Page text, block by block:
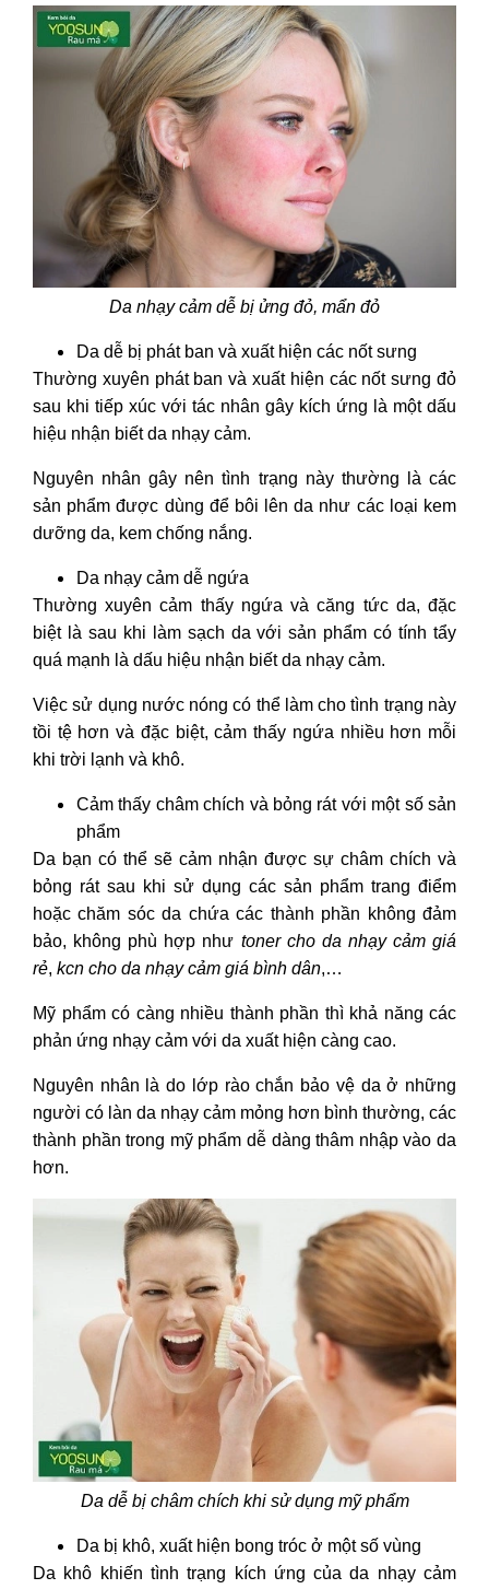
bha?
5. Da nhạy cảm có nên dùng retinol?
Da nhạy cảm dễ bị ửng đỏ, mẩn đỏ
Da dễ bị phát ban và xuất hiện các nốt sưng
Thường xuyên phát ban và xuất hiện các nốt sưng đỏ
sau khi tiếp xúc với tác nhân gây kích ứng là một dấu
hiệu nhận biết da nhạy cảm.
Nguyên nhân gây nên tình trạng này thường là các
sản phẩm được dùng để bôi lên da như các loại kem
dưỡng da, kem chống nắng.
Da nhạy cảm dễ ngứa
Thường xuyên cảm thấy ngứa và căng tức da, đặc
biệt là sau khi làm sạch da với sản phẩm có tính tẩy
quá mạnh là dấu hiệu nhận biết da nhạy cảm.
Việc sử dụng nước nóng có thể làm cho tình trạng này
tồi tệ hơn và đặc biệt, cảm thấy ngứa nhiều hơn mỗi
khi trời lạnh và khô.
Cảm thấy châm chích và bỏng rát với một số sản
phẩm
Da bạn có thể sẽ cảm nhận được sự châm chích và
bỏng rát sau khi sử dụng các sản phẩm trang điểm
hoặc chăm sóc da chứa các thành phần không đảm
bảo, không phù hợp như toner cho da nhạy cảm giá
rẻ, kcn cho da nhạy cảm giá bình dân,…
Mỹ phẩm có càng nhiều thành phần thì khả năng các
phản ứng nhạy cảm với da xuất hiện càng cao.
Nguyên nhân là do lớp rào chắn bảo vệ da ở những
người có làn da nhạy cảm mỏng hơn bình thường, các
thành phần trong mỹ phẩm dễ dàng thâm nhập vào da
hơn.
Da dễ bị châm chích khi sử dụng mỹ phẩm
Da bị khô, xuất hiện bong tróc ở một số vùng
Da khô khiến tình trạng kích ứng của da nhạy cảm